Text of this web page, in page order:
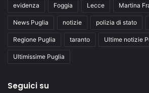
evidenza Foggia Lecce Martina
News Puglia notizie polizia di stato
Regione Puglia taranto Ultime notizie
Ultimissime Puglia
Seguici su